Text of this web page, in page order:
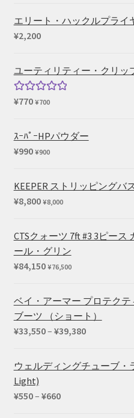
価
で
し
た。
の
¥54,450
エリート・ハックルプライ
¥2,200
ユーティリティー・クリッ
5段階中
¥770 ¥700
ｽｰﾊﾟｰHPパウダー
¥990 ¥900
KEEPER ストリッピングバ
¥8,800 ¥8,000
CTSクォーツ 7ft #3 3ピー
ール・グリン
¥84,150 ¥76,500
ベイ・アーマー プロテク
ブーツ （ショート）
¥33,550– ¥39,380価
帯:
ウェルディングチューブ・
Light)
¥550– ¥660価